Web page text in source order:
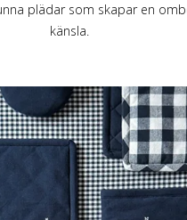
plädar som skapar en
känsla.